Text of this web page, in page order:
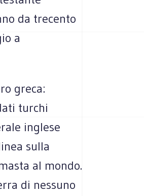
da trecento
a
greca:
turchi
inglese
sulla
al mondo.
di nessuno